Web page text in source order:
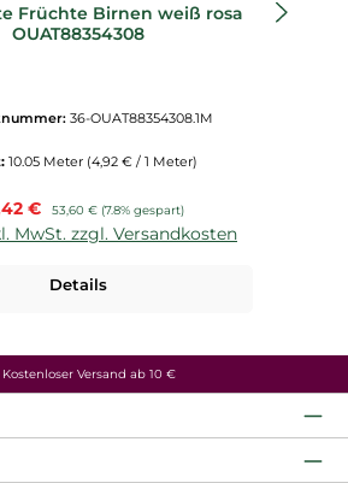
Früchte Birnen weiß rosa
OUAT88354308
36-OUAT88354308.1M
10.05 Meter (4,92 € / 1 Meter)
€ Regulärer Preis:
53,60 € (7.8% gespart)
MwSt. zzgl. Versandkosten
Details
Kostenloser Versand ab 10 €